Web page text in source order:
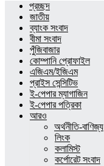
প্রচ্ছদ
জাতীয়
ব্যাংক সংবাদ
বীমা সংবাদ
পুঁজিবাজার
কোম্পানি প্রোফাইল
এজিএম/ইজিএম
প্রাইস সেন্সিটিভ
ই-পেপার ম্যাগাজিন
ই-পেপার পত্রিকা
আরও
অর্থনীতি-বাণিজ্য
লিংক
কলামিস্ট
কর্পোরেট সংবাদ